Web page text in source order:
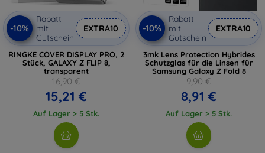
-10%
Rabatt
mit
Gutschein
EXTRA10
RINGKE COVER DISPLAY PRO, 2
Stück, GALAXY Z FLIP 8,
transparent
16,90 €
15,21 €
Auf Lager > 5 Stk.
-10%
Rabatt
mit
Gutschein
EXTRA10
3mk Lens Protection Hybrides
Schutzglas für die Linsen für
Samsung Galaxy Z Fold 8
9,90 €
8,91 €
Auf Lager > 5 Stk.